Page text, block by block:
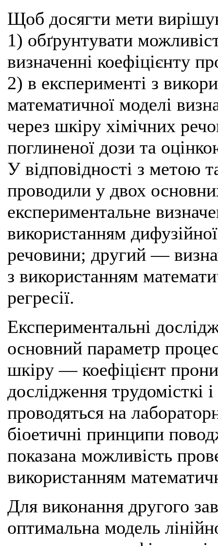
Щоб досягти мети
1) обґрунтувати
визначенні коефіцієнту
2) в експерименті з
математичної моделі
через шкіру хімічних
поглиненої дози та
У відповідності з метою
проводили у двох
експериментальне
використанням
речовини; другий —
з використанням
регресії.
Експериментальні
основний параметр
шкіру — коефіцієнт
дослідження трудомісткі
проводяться на
біоетичні принципи
показана можливість
використанням
Для виконання другого
оптимальна модель